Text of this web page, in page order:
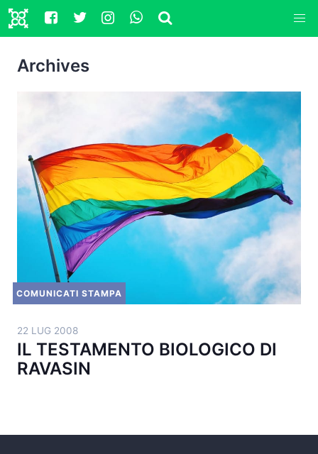
Archives
COMUNICATI STAMPA
22 LUG 2008
IL TESTAMENTO BIOLOGICO DI
RAVASIN